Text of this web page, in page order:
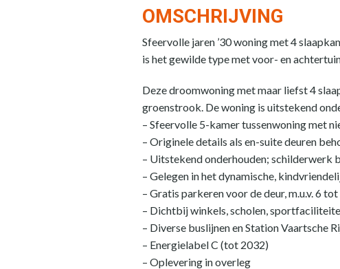
OMSCHRIJVING
Sfeervolle jaren ’30 woning met 4
is het gewilde type met voor- en
Deze droomwoning met maar liefst 4
groenstrook. De woning is uitstekend
– Sfeervolle 5-kamer tussenwoning met
– Originele details als en-suite deuren
– Uitstekend onderhouden; schilderwerk
– Gelegen in het dynamische,
– Gratis parkeren voor de deur, m.u.v. 6
– Dichtbij winkels, scholen,
– Diverse buslijnen en Station Vaartsche
– Energielabel C (tot 2032)
– Oplevering in overleg